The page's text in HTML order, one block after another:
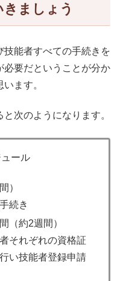
ましょう
技能者すべての手続きを
必要だということが分か
ます。
次のようになります。
ール
）
続き
（約2週間）
それぞれの資格証
い技能者登録申請